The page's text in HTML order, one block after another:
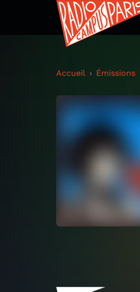
Accueil Émissions